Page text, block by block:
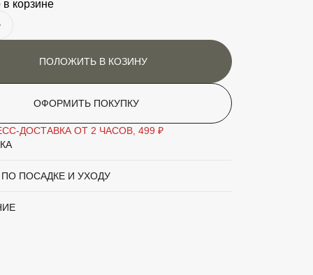
высота
ширококоническое
округлые. Хвоя мягкая, длиной 8–20
серебристо-белую изнанку, отчего
растение переливается.
Хорошо растёт на плодородных,
дренированных, умеренно влажных
переувлажнения, теневынослива, но
лучше развивается при полном
годы жизни.
в корзине
ПОЛОЖИТЬ В КОЗИНУ
ОФОРМИТЬ ПОКУПКУ
ДОСТАВКА ОТ 2 ЧАСОВ, 499 ₽
ПО ПОСАДКЕ И УХОДУ